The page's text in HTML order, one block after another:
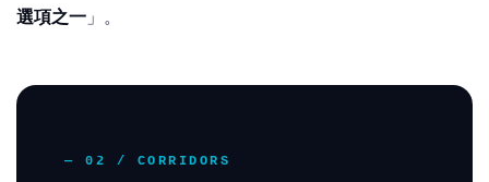
選項之一 」。
— 02 / CORRIDORS